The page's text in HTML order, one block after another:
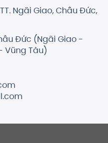
Ngãi Giao, Châu Đức,
Đức (Ngãi Giao -
Vũng Tàu)